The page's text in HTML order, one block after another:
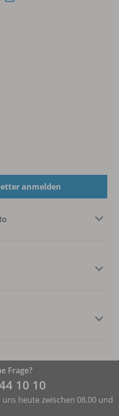
anmelden
Frage?
10 10
heute zwischen 08.00 und